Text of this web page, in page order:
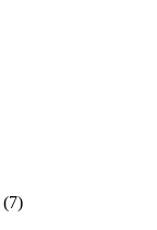
(7)